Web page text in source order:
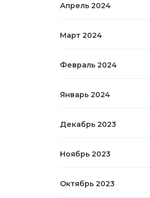
Апрель 2024
Март 2024
Февраль 2024
Январь 2024
Декабрь 2023
Ноябрь 2023
Октябрь 2023